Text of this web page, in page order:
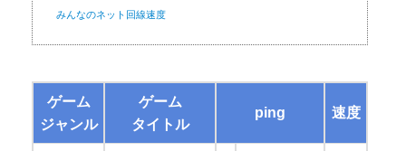
みんなのネット回線速度
ゲーム
ジャンル
ゲーム
タイトル
ping 速度